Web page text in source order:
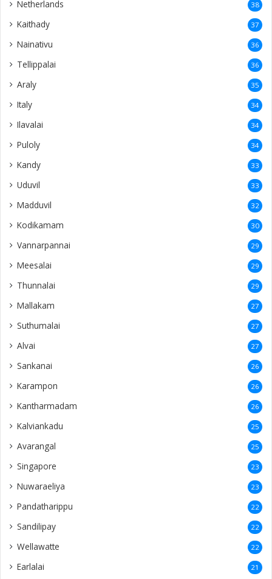
Netherlands 38
Kaithady 37
Nainativu 36
Tellippalai 36
Araly 35
Italy 34
Ilavalai 34
Puloly 34
Kandy 33
Uduvil 33
Madduvil 32
Kodikamam 30
Vannarpannai 29
Meesalai 29
Thunnalai 29
Mallakam 27
Suthumalai 27
Alvai 27
Sankanai 26
Karampon 26
Kantharmadam 26
Kalviankadu 25
Avarangal 25
Singapore 23
Nuwaraeliya 23
Pandatharippu 22
Sandilipay 22
Wellawatte 22
Earlalai 21